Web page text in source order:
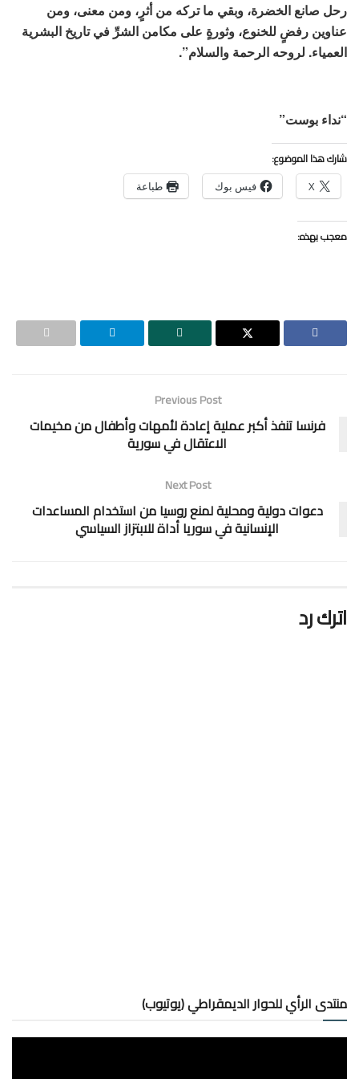
رحل صانع الخضرة، وبقي ما تركه من أثرٍ، ومن معنى، ومن
عناوين رفضٍ للخنوع، وثورةٍ على مكامن الشرِّ في تاريخ البشرية
العمياء. لروحه الرحمة والسلام”.
“نداء بوست”
شارك هذا الموضوع:
X فيس بوك طباعة
معجب بهذه:
Previous Post
فرنسا تنفذ أكبر عملية إعادة لأمهات وأطفال من مخيمات
الاعتقال في سورية
Next Post
دعوات دولية ومحلية لمنع روسيا من استخدام المساعدات
الإنسانية في سوريا أداة للابتزاز السياسي
اترك رد
منتدى الرأي للحوار الديمقراطي (يوتيوب)